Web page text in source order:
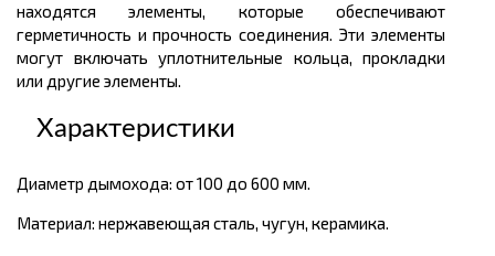
находятся элементы, которые обеспечивают
герметичность и прочность соединения. Эти элементы
могут включать уплотнительные кольца, прокладки
или другие элементы.
Характеристики
Диаметр дымохода: от 100 до 600 мм.
Материал: нержавеющая сталь, чугун, керамика.